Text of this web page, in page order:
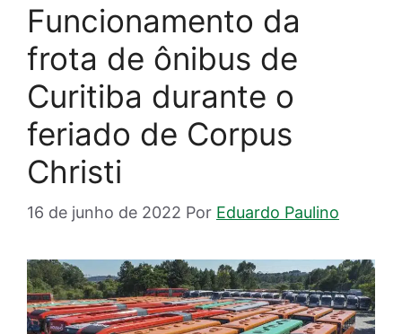
Funcionamento da
frota de ônibus de
Curitiba durante o
feriado de Corpus
Christi
16 de junho de 2022 Por Eduardo Paulino